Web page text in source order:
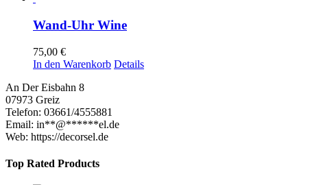
Wand-Uhr Wine
75,00 €
In den Warenkorb Details
An Der Eisbahn 8
07973 Greiz
Telefon: 03661/4555881
Email: in**@******el.de
Web: https://decorsel.de
Top Rated Products